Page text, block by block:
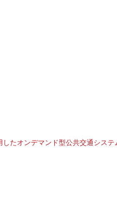
たオンデマンド型公共交通システ